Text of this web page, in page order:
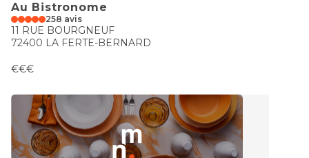
Au Bistronome
258 avis
11 RUE BOURGNEUF
72400 LA FERTE-BERNARD
€€€